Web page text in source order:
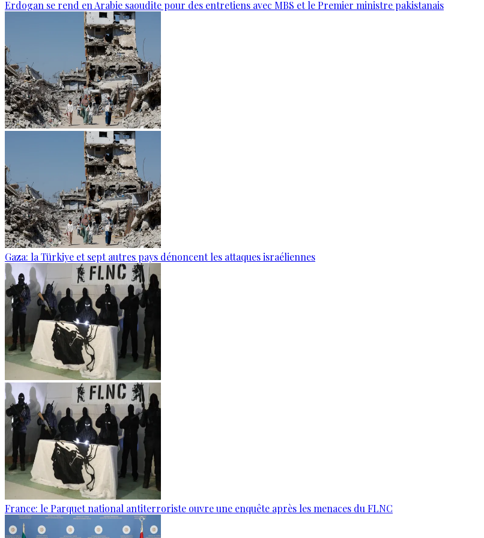
Erdogan se rend en Arabie saoudite pour des entretiens avec MBS et le Premier ministre pakistanais
Gaza: la Türkiye et sept autres pays dénoncent les attaques israéliennes
France: le Parquet national antiterroriste ouvre une enquête après les menaces du FLNC